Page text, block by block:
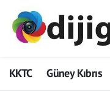
KKTC Güney Kıbrıs
ADVERTORIAL
Dijigazete
Hava Durumu
Trafik Durumu